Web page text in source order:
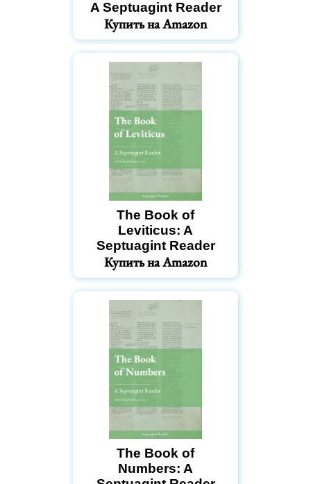
A Septuagint Reader
Купить на Amazon
The Book of
Leviticus: A
Septuagint Reader
Купить на Amazon
The Book of
Numbers: A